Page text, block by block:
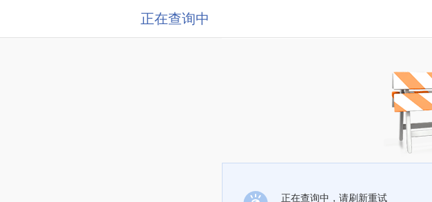
正在查询中
正在查询中，请刷新重试